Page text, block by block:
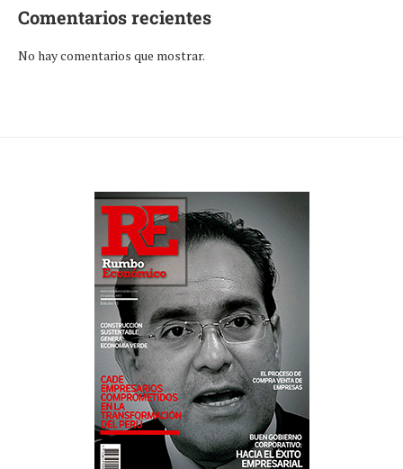
Comentarios recientes
No hay comentarios que mostrar.